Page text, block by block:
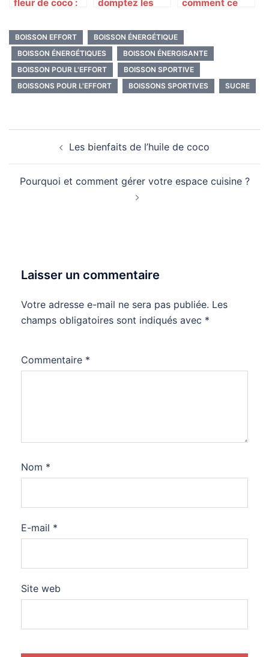
fleur de coco :
calorique et
bon pour la
santé !
domptez les
comment ce
continuer à
les
consommateurs
BOISSON EFFORT
BOISSON ÉNERGÉTIQUE
BOISSON ÉNERGÉTIQUES
BOISSON ÉNERGISANTE
BOISSON POUR L'EFFORT
BOISSON SPORTIVE
BOISSONS POUR L'EFFORT
BOISSONS SPORTIVES SUCRE
d’article Les bienfaits de l’huile de coco
Pourquoi et comment gérer votre espace cuisine ?
Laisser un commentaire
Votre adresse e-mail ne sera pas publiée. Les
champs obligatoires sont indiqués avec *
Commentaire *
Nom *
E-mail *
Site web